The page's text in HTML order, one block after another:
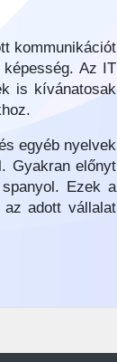
kommunikációt
Az IT
is kívánatosak
egyéb nyelvek
Gyakran előnyt
Ezek a
az adott vállalat